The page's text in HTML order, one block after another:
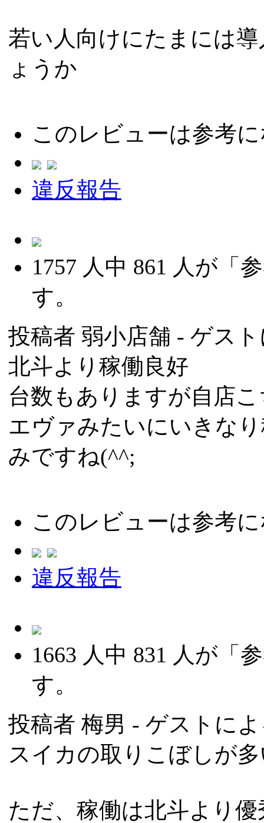
若い人向けにたまには
ょうか
このレビューは参考
違反報告
1757 人中 861 人が「
す。
投稿者 弱小店舗 - ゲス
北斗より稼働良好
台数もありますが自店
エヴァみたいにいきな
みですね(^^;
このレビューは参考
違反報告
1663 人中 831 人が「
す。
投稿者 梅男 - ゲストに
スイカの取りこぼしが
ただ、稼働は北斗より